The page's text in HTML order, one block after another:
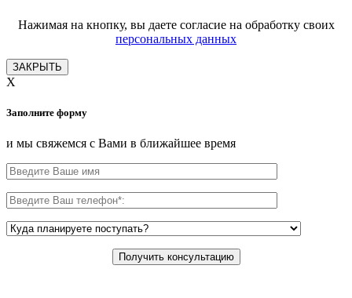
Нажимая на кнопку, вы даете согласие на обработку своих
персональных данных
ЗАКРЫТЬ
X
Заполните форму
и мы свяжемся с Вами в ближайшее время